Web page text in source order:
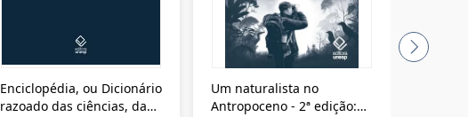
Enciclopédia, ou Dicionário
razoado das ciências, das
Um naturalista no
Antropoceno - 2ª edição: